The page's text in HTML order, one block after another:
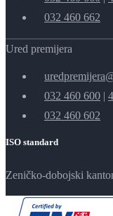
032 460 662
Ured premijera
032 460 600 |
032 460 602
ISO standard
Zeničko-dobojski